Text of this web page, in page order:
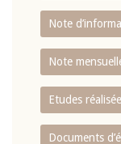
Note
Note
Etudes
Documents